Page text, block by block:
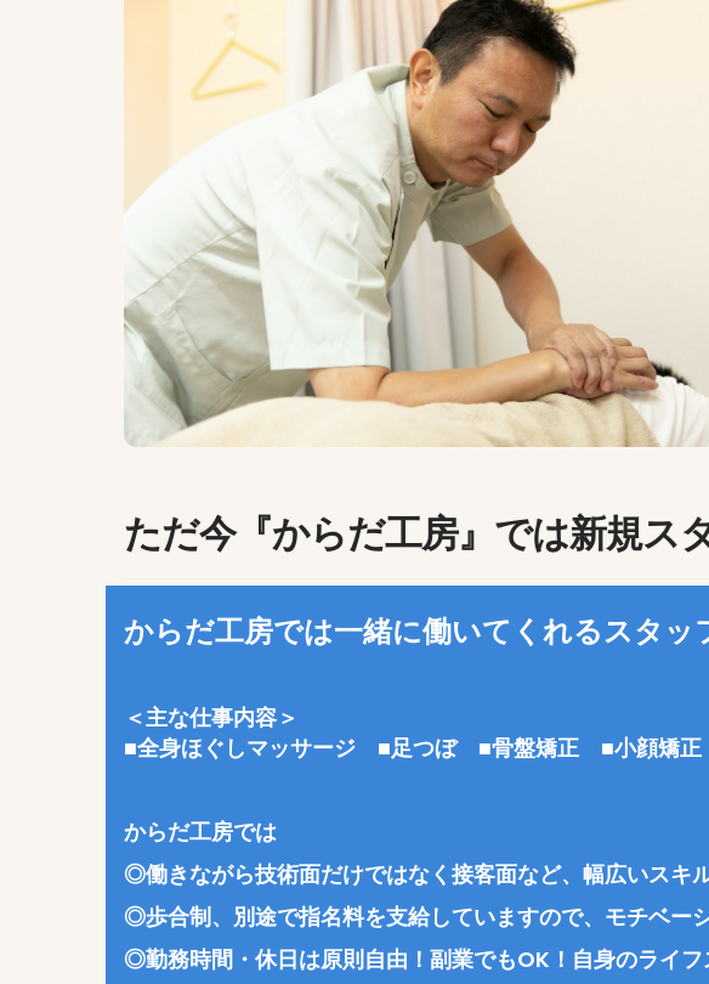
ただ今『からだ工房』では新規ス
からだ工房では一緒に働いてくれるスタッ
＜主な仕事内容＞
■全身ほぐしマッサージ ■足つぼ ■骨盤矯正 ■小顔矯正
からだ工房では
◎働きながら技術面だけではなく接客面など、幅広いスキ
◎歩合制、別途で指名料を支給していますので、モチベー
◎勤務時間・休日は原則自由！副業でもOK！自身のライ